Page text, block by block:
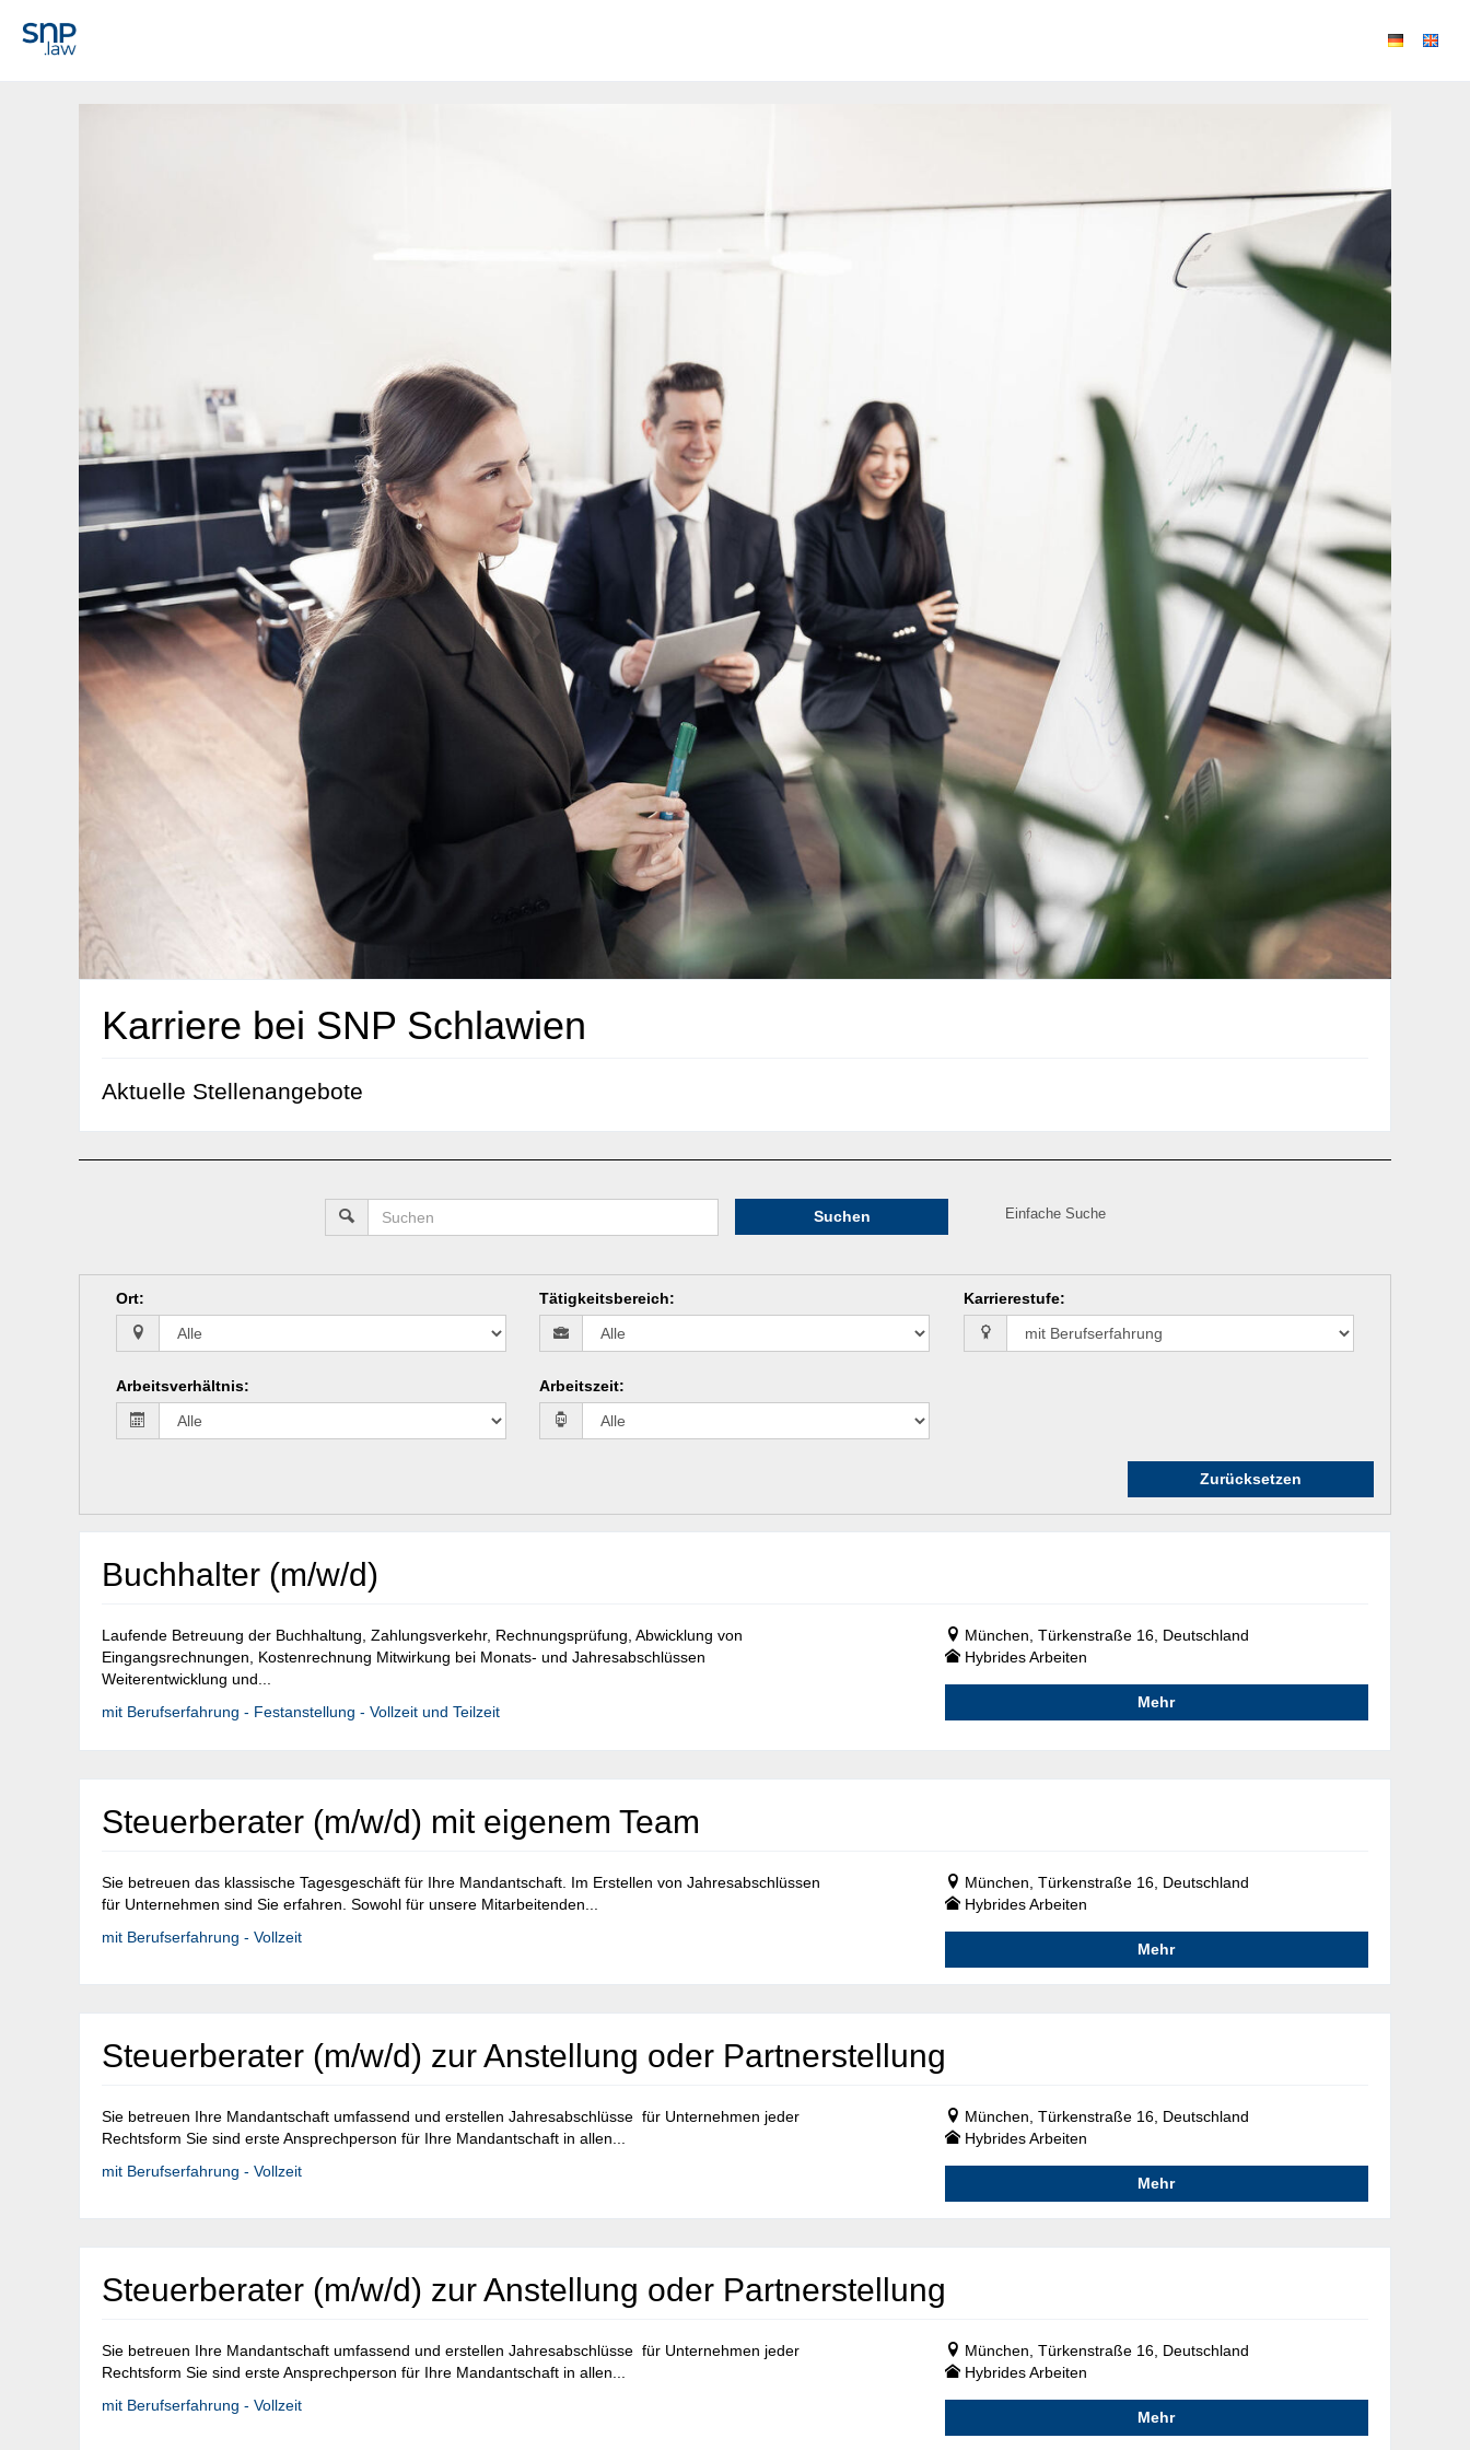
Karriere bei SNP Schlawien
Aktuelle Stellenangebote
Suchen Einfache Suche
Ort: Tätigkeitsbereich: Karrierestufe:
Arbeitsverhältnis: Arbeitszeit:
Zurücksetzen
Buchhalter (m/w/d)
Laufende Betreuung der Buchhaltung, Zahlungsverkehr, Rechnungsprüfung, Abwicklung von
Eingangsrechnungen, Kostenrechnung Mitwirkung bei Monats- und Jahresabschlüssen
Weiterentwicklung und...
mit Berufserfahrung - Festanstellung - Vollzeit und Teilzeit
München, Türkenstraße 16, Deutschland
Hybrides Arbeiten
Mehr
Steuerberater (m/w/d) mit eigenem Team
Sie betreuen das klassische Tagesgeschäft für Ihre Mandantschaft. Im Erstellen von Jahresabschlüssen
für Unternehmen sind Sie erfahren. Sowohl für unsere Mitarbeitenden...
mit Berufserfahrung - Vollzeit
München, Türkenstraße 16, Deutschland
Hybrides Arbeiten
Mehr
Steuerberater (m/w/d) zur Anstellung oder Partnerstellung
Sie betreuen Ihre Mandantschaft umfassend und erstellen Jahresabschlüsse für Unternehmen jeder
Rechtsform Sie sind erste Ansprechperson für Ihre Mandantschaft in allen...
mit Berufserfahrung - Vollzeit
München, Türkenstraße 16, Deutschland
Hybrides Arbeiten
Mehr
Steuerberater (m/w/d) zur Anstellung oder Partnerstellung
Sie betreuen Ihre Mandantschaft umfassend und erstellen Jahresabschlüsse für Unternehmen jeder
Rechtsform Sie sind erste Ansprechperson für Ihre Mandantschaft in allen...
mit Berufserfahrung - Vollzeit
München, Türkenstraße 16, Deutschland
Hybrides Arbeiten
Mehr